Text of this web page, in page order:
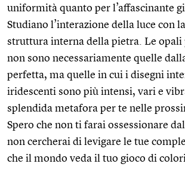
uniformità quanto per l’affascinante
Studiano l’interazione della luce con
struttura interna della pietra. Le opali
non sono necessariamente quelle
perfetta, ma quelle in cui i disegni
iridescenti sono più intensi, vari e
splendida metafora per te nelle
Spero che non ti farai ossessionare
non cercherai di levigare le tue
che il mondo veda il tuo gioco di